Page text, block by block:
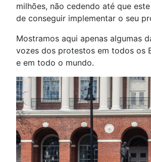
milhões, não cedendo até que
de conseguir implementar o seu
Mostramos aqui apenas algumas
vozes dos protestos em todos os
e em todo o mundo.